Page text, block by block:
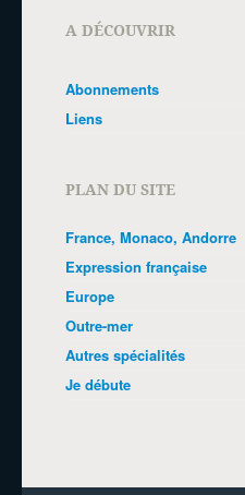
A DÉCOUVRIR
Abonnements
Liens
PLAN DU SITE
France, Monaco, Andorre
Expression française
Europe
Outre-mer
Autres spécialités
Je débute